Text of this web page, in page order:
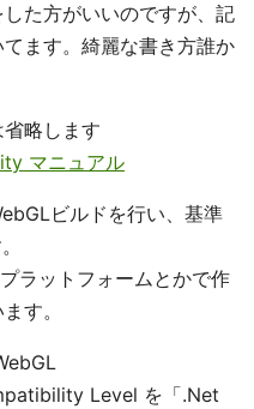
した方がいいのですが、記
ます。綺麗な書き方誰か
略します
マニュアル
ビルドを行い、基準
ラットフォームとかで作
す。
Level を「.Net